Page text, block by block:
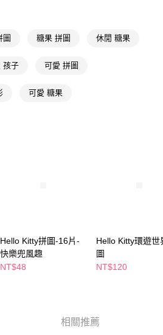
】
金額後，即可完成結帳。
，點擊此簡訊中的連結，可透過四大超商／
取消之訂單仍視為有效，需透過AFTEE先享
享後付 」之結帳頁面顯示為準，若有關於
退款等相關疑問，請聯繫「AFTEE先享後付
意申辦者引起之損失，本公司不負相關責
，將依據個別帳號之用戶狀況，依本公司即
仍有額度不足之情形，本公司將視審查結果
上)免運費
以上)免運費
以上)免運費
圖 糖果 拼圖 休閒 糖果
孩子 可愛 拼圖
可愛 糖果
Hello Kitty拼圖-16片-
快樂兜風趣
NT$48
Hello Kitty環遊世
圖
NT$120
相關推薦